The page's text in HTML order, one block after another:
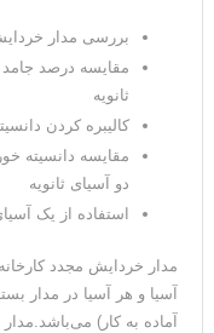
بررسی مدار
مقایسه درصد جامد
ثانویه
کالیبره کردن
مقایسه دانسیته
دو آسیای ثانویه
استفاده از یک
آسیا و هر آسیا در مدار
آماده به کار)